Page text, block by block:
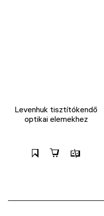
Levenhuk tisztítókendő
optikai elemekhez